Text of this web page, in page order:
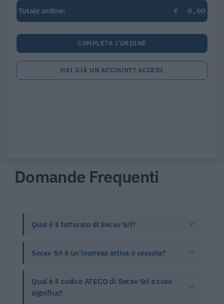
Totale ordine:
€ 0,00
COMPLETA L'ORDINE
HAI GIÀ UN ACCOUNT? ACCEDI
Domande Frequenti
Qual è il fatturato di Secav Srl?
Secav Srl è un'impresa attiva o cessata?
Qual è il codice ATECO di Secav Srl e cosa
significa?